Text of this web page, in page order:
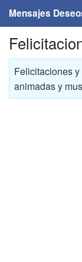
Mensajes
Home
Mensajes
Felicitaciones
Felicitaciones
animadas y